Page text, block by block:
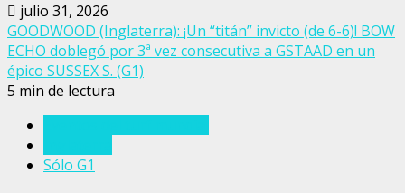
julio 31, 2026
GOODWOOD (Inglaterra): ¡Un “titán” invicto (de 6-6)! BOW
ECHO doblegó por 3ª vez consecutiva a GSTAAD en un
épico SUSSEX S. (G1)
5 min de lectura
Sólo G1